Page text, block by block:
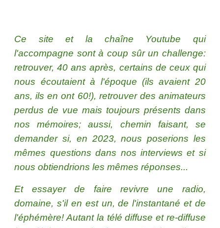
Ce site et la chaîne Youtube qui
l'accompagne sont à coup sûr un challenge:
retrouver, 40 ans après, certains de ceux qui
nous écoutaient à l'époque (ils avaient 20
ans, ils en ont 60!), retrouver des animateurs
perdus de vue mais toujours présents dans
nos mémoires; aussi, chemin faisant, se
demander si, en 2023, nous poserions les
mêmes questions dans nos interviews et si
nous obtiendrions les mêmes réponses...
Et essayer de faire revivre une radio,
domaine, s'il en est un, de l'instantané et de
l'éphémère! Autant la télé diffuse et re-diffuse